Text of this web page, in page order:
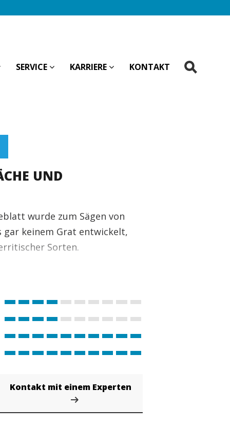
SERVICE KARRIERE KONTAKT
UND
wurde zum Sägen von
gar keinem Grat entwickelt,
Sorten.
Kontakt mit einem Experten